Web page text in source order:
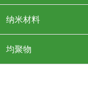
纳米材料
均聚物